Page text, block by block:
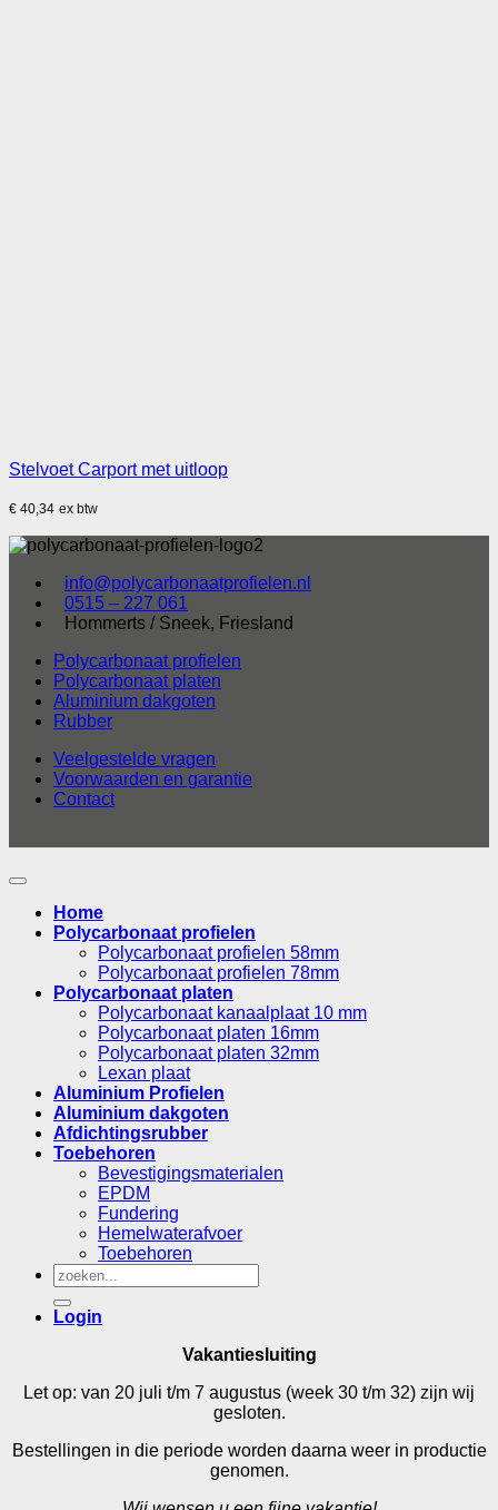
Stelvoet Carport met uitloop
€ 40,34 ex btw
info@polycarbonaatprofielen.nl
0515 – 227 061
Hommerts / Sneek, Friesland
Polycarbonaat profielen
Polycarbonaat platen
Aluminium dakgoten
Rubber
Veelgestelde vragen
Voorwaarden en garantie
Contact
Home
Polycarbonaat profielen
Polycarbonaat profielen 58mm
Polycarbonaat profielen 78mm
Polycarbonaat platen
Polycarbonaat kanaalplaat 10 mm
Polycarbonaat platen 16mm
Polycarbonaat platen 32mm
Lexan plaat
Aluminium Profielen
Aluminium dakgoten
Afdichtingsrubber
Toebehoren
Bevestigingsmaterialen
EPDM
Fundering
Hemelwaterafvoer
Toebehoren
Zoeken
naar:
Login
Vakantiesluiting
Let op: van 20 juli t/m 7 augustus (week 30 t/m 32) zijn wij
gesloten.
Bestellingen in die periode worden daarna weer in productie
genomen.